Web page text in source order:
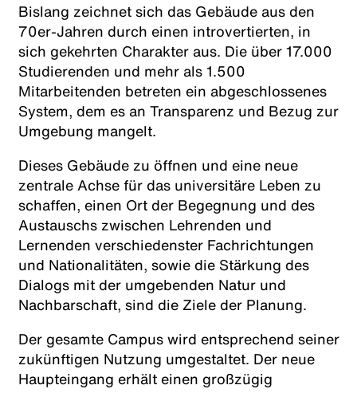
Bislang zeichnet sich das Gebäude aus den
70er-Jahren durch einen introvertierten, in
sich gekehrten Charakter aus. Die über 17.000
Studierenden und mehr als 1.500
Mitarbeitenden betreten ein abgeschlossenes
System, dem es an Transparenz und Bezug zur
Umgebung mangelt.
Dieses Gebäude zu öffnen und eine neue
zentrale Achse für das universitäre Leben zu
schaffen, einen Ort der Begegnung und des
Austauschs zwischen Lehrenden und
Lernenden verschiedenster Fachrichtungen
und Nationalitäten, sowie die Stärkung des
Dialogs mit der umgebenden Natur und
Nachbarschaft, sind die Ziele der Planung.
Der gesamte Campus wird entsprechend seiner
zukünftigen Nutzung umgestaltet. Der neue
Haupteingang erhält einen großzügig